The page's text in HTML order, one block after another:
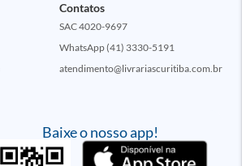
Baixe o nosso app!
Contatos
SAC 4020-9697
WhatsApp (41) 3330-5191
atendimento@livrariascuritiba.com.br